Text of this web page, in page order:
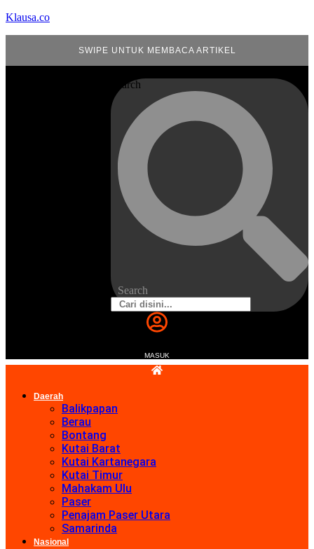
Klausa.co
SWIPE UNTUK MEMBACA ARTIKEL
Search
Search
MASUK
Daerah
Balikpapan
Berau
Bontang
Kutai Barat
Kutai Kartanegara
Kutai Timur
Mahakam Ulu
Paser
Penajam Paser Utara
Samarinda
Nasional